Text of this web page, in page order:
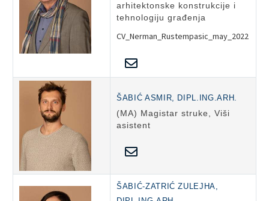
arhitektonske konstrukcije i
tehnologiju građenja
CV_Nerman_Rustempasic_may_2022
ŠABIĆ ASMIR, DIPL.ING.ARH.
(MA) Magistar struke, Viši
asistent
ŠABIĆ-ZATRIĆ ZULEJHA,